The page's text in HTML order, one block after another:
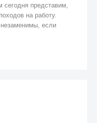
сегодня представим,
на работу.
незаменимы, если